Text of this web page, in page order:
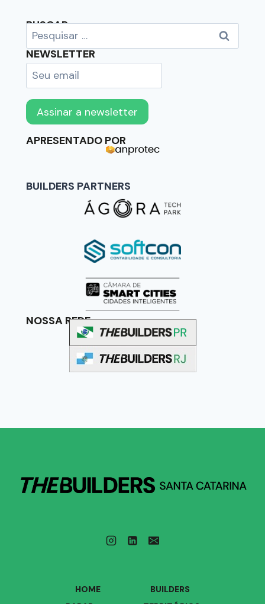
BUSCAR
NEWSLETTER
APRESENTADO POR
BUILDERS PARTNERS
NOSSA REDE
HOME
BUILDERS